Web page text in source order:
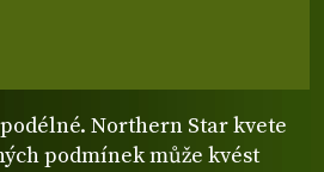
Northern Star kvete
podmínek může kvést